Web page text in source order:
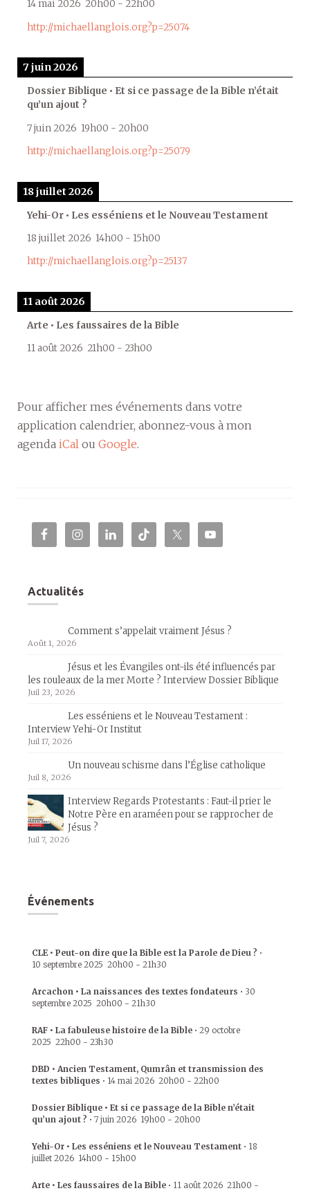
14 mai 2026 20h00 - 22h00
http://michaellanglois.org?p=25074
7 juin 2026
Dossier Biblique • Et si ce passage de la Bible n’était
qu’un ajout ?
7 juin 2026 19h00 - 20h00
http://michaellanglois.org?p=25079
18 juillet 2026
Yehi-Or • Les esséniens et le Nouveau Testament
18 juillet 2026 14h00 - 15h00
http://michaellanglois.org?p=25137
11 août 2026
Arte • Les faussaires de la Bible
11 août 2026 21h00 - 23h00
Pour afficher mes événements dans votre
application calendrier, abonnez-vous à mon
agenda iCal ou Google.
Actualités
Comment s’appelait vraiment Jésus ?
Août 1, 2026
Jésus et les Évangiles ont-ils été influencés par
les rouleaux de la mer Morte ? Interview Dossier Biblique
Juil 23, 2026
Les esséniens et le Nouveau Testament :
Interview Yehi-Or Institut
Juil 17, 2026
Un nouveau schisme dans l’Église catholique
Juil 8, 2026
Interview Regards Protestants : Faut-il prier le
Notre Père en araméen pour se rapprocher de
Jésus ?
Juil 7, 2026
Événements
CLE • Peut-on dire que la Bible est la Parole de Dieu ? •
10 septembre 2025 20h00 - 21h30
Arcachon • La naissances des textes fondateurs • 30
septembre 2025 20h00 - 21h30
RAF • La fabuleuse histoire de la Bible • 29 octobre
2025 22h00 - 23h30
DBD • Ancien Testament, Qumrân et transmission des
textes bibliques • 14 mai 2026 20h00 - 22h00
Dossier Biblique • Et si ce passage de la Bible n’était
qu’un ajout ? • 7 juin 2026 19h00 - 20h00
Yehi-Or • Les esséniens et le Nouveau Testament • 18
juillet 2026 14h00 - 15h00
Arte • Les faussaires de la Bible • 11 août 2026 21h00 -